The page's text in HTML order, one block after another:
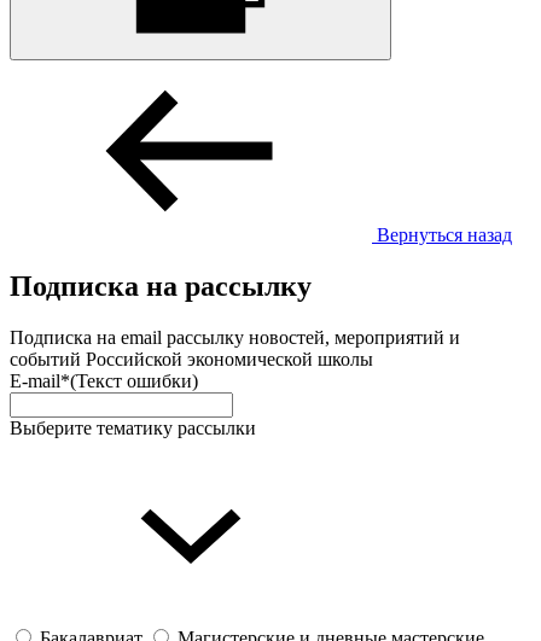
Вернуться назад
Подписка на рассылку
Подписка на email рассылку новостей, мероприятий и
событий Российской экономической школы
E-mail*(Текст ошибки)
Выберите тематику рассылки